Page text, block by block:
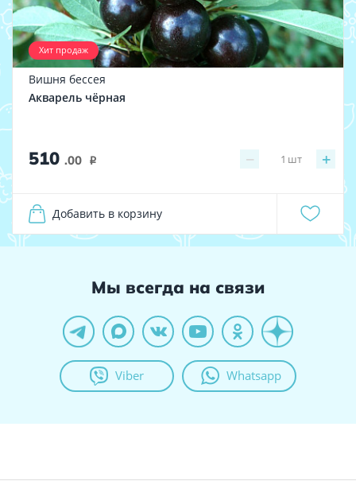
Хит продаж
Вишня бессея
Акварель чёрная
510 .00 i − +
1 шт
Добавить в корзину
Мы всегда на связи
Viber Whatsapp